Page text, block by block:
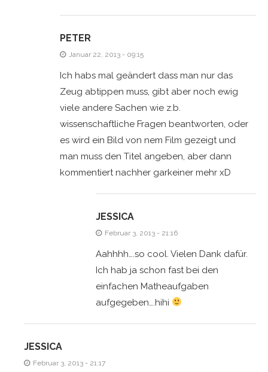
PETER
Januar 22, 2013 - 09:15
Ich habs mal geändert dass man nur das
Zeug abtippen muss, gibt aber noch ewig
viele andere Sachen wie z.b.
wissenschaftliche Fragen beantworten, oder
es wird ein Bild von nem Film gezeigt und
man muss den Titel angeben, aber dann
kommentiert nachher garkeiner mehr xD
JESSICA
Februar 3, 2013 - 21:16
Aahhhh….so cool. Vielen Dank dafür.
Ich hab ja schon fast bei den
einfachen Matheaufgaben
aufgegeben….hihi
JESSICA
Februar 3, 2013 - 21:17